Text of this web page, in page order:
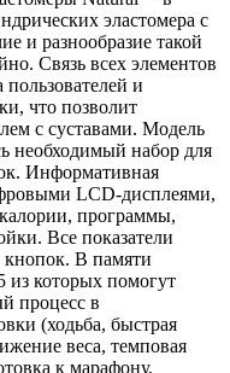
эластомера с
и разнообразие такой
Связь всех элементов
и
что позволит
с суставами. Модель
необходимый набор для
Информативная
LCD-дисплеями,
программы,
Все показатели
В памяти
из которых помогут
процесс в
(ходьба, быстрая
веса, темповая
к марафону,